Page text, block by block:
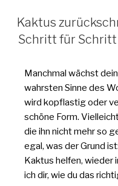
Kaktus
Schritt für Schritt
Manchmal wächst
wahrsten Sinne des
wird kopflastig oder
schöne Form.
die ihn nicht mehr so
egal, was der Grund
Kaktus helfen, wieder
ich dir, wie du das